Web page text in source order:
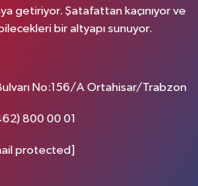
getiriyor. Şatafattan kaçınıyor ve
bir altyapı sunuyor.
No:156/A Ortahisar/Trabzon
800 00 01
protected]